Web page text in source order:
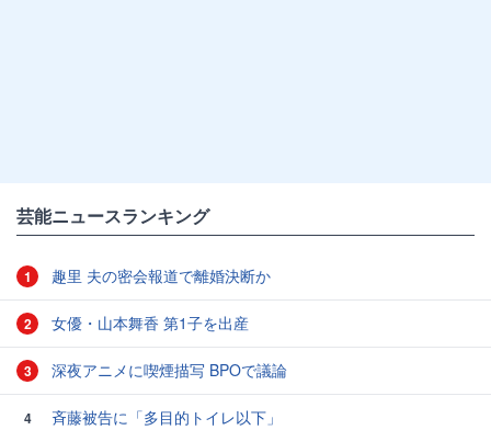
芸能ニュースランキング
1 趣里 夫の密会報道で離婚決断か
2 女優・山本舞香 第1子を出産
3 深夜アニメに喫煙描写 BPOで議論
4 斉藤被告に「多目的トイレ以下」